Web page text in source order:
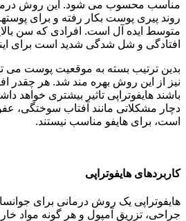
مناسب محسوب می شود. این روش
روند پیری پوست بکار رفته و برای
متوسط ایده آل است. افرادی که سن
افتادگی و شل شدگی شدید است برای
بدین ترتیب بسته به موقعیت پوست می
نیز از این روش بهره مند شد. هر چقدر
باشند هایفوتراپی تاثیر بیشتری خواهد
دچار مشکلاتی مانند آفتاب سوختگی،
است، برای هایفو مناسب نیستند.
کاربردهای هایفوتراپی
هایفوتراپی یک روش درمانی برای
جراحی، تزریق آمپول و هر گونه مواد